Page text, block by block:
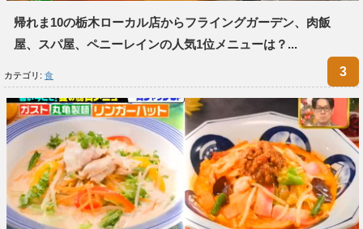
帰れま10の栃木ローカル店からフライングガーデン、肉飯
屋、スパ屋、ペニーレインの人気1位メニューは？...
カテゴリ: 食